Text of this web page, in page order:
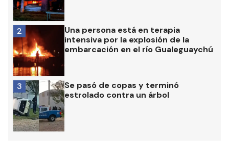
Una persona está en terapia
intensiva por la explosión de la
embarcación en el río Gualeguaychú
2
Se pasó de copas y terminó
estrolado contra un árbol
3